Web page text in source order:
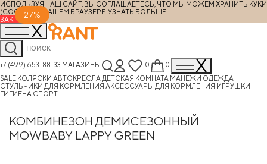
ИСПОЛЬЗУЯ НАШ САЙТ, ВЫ СОГЛАШАЕТЕСЬ, ЧТО МЫ МОЖЕМ ХРАНИТЬ КУКИ
(COOKIES) В ВАШЕМ БРАУЗЕРЕ. УЗНАТЬ БОЛЬШЕ
ЗАКРЫТЬ
+7 (499) 653-88-33 МАГАЗИНЫ 0
0
SALE КОЛЯСКИ АВТОКРЕСЛА ДЕТСКАЯ КОМНАТА МАНЕЖИ ОДЕЖДА
СТУЛЬЧИКИ ДЛЯ КОРМЛЕНИЯ АКСЕССУАРЫ ДЛЯ КОРМЛЕНИЯ ИГРУШКИ
ГИГИЕНА СПОРТ
КОМБИНЕЗОН ДЕМИСЕЗОННЫЙ
MOWBABY LAPPY GREEN
27%